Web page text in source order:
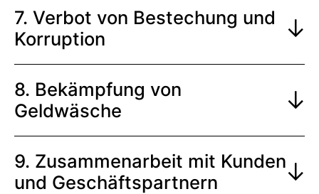
7. Verbot von Bestechung und
Korruption
8. Bekämpfung von
Geldwäsche
9. Zusammenarbeit mit Kunden
und Geschäftspartnern